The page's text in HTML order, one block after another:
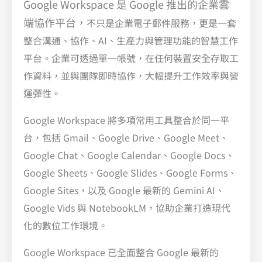
Google Workspace 是 Google 推出的企業雲
端協作平台， 不只是企業電子郵件服務，更是一套
整合溝通、協作、AI、生產力與管理功能的智慧工作
平台。企業可透過單一帳號，在任何裝置安全存取工
作資料，並與團隊即時協作，大幅提升工作效率與營
運彈性。
Google Workspace 將多項常用工具整合於同一平
台，包括 Gmail、Google Drive、Google Meet、
Google Chat、Google Calendar、Google Docs、
Google Sheets、Google Slides、Google Forms、
Google Sites，以及 Google 最新的 Gemini AI、
Google Vids 與 NotebookLM，協助企業打造現代
化的數位工作環境。
Google Workspace 已全面整合 Google 最新的